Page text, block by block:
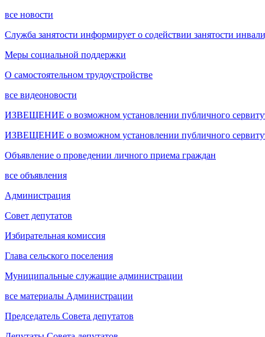
все новости
Служба занятости информирует о содействии занятости
Меры социальной поддержки
О самостоятельном трудоустройстве
все видеоновости
ИЗВЕЩЕНИЕ о возможном установлении публичного
ИЗВЕЩЕНИЕ о возможном установлении публичного
Объявление о проведении личного приема граждан
все объявления
Администрация
Совет депутатов
Избирательная комиссия
Глава сельского поселения
Муниципальные служащие администрации
все материалы Администрации
Председатель Совета депутатов